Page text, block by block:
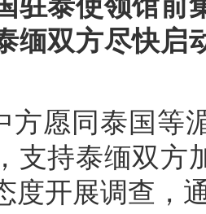
驻泰使领馆前
缅双方尽快启
方愿同泰国等
支持泰缅双方
度开展调查，